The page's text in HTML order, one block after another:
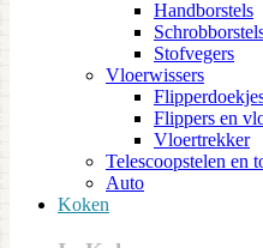
Handborstels
Stofvegers
Vloerwissers
Flippers en
Vloertrekker
Telescoopstelen en
Auto
Koken